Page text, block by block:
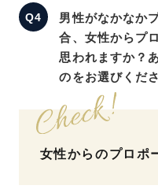
男性がなかなか
合、女性からプ
思われますか？
のをお選びくださ
女性からのプロポ